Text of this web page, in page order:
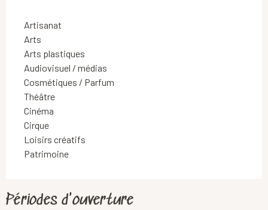
Artisanat
Arts
Arts plastiques
Audiovisuel / médias
Cosmétiques / Parfum
Théâtre
Cinéma
Cirque
Loisirs créatifs
Patrimoine
Périodes d'ouverture